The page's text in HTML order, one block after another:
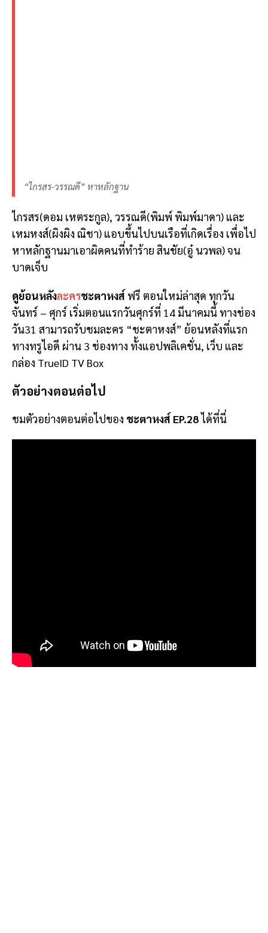
“ไกรสร-วรรณดี” หาหลักฐาน
ไกรสร(ดอม เหตระกูล), วรรณดี(พิมพ์ พิมพ์มาดา) และ
เหมหงส์(ผิงผิง ณิชา) แอบขึ้นไปบนเรือที่เกิดเรื่อง เพื่อไป
หาหลักฐานมาเอาผิดคนที่ทำร้าย สินชัย(อู๋ นวพล) จน
บาดเจ็บ
ดูย้อนหลังละครชะตาหงส์ ฟรี ตอนใหม่ล่าสุด ทุกวัน
จันทร์ – ศุกร์ เริ่มตอนแรกวันศุกร์ที่ 14 มีนาคมนี้ ทางช่อง
วัน31 สามารถรับชมละคร “ชะตาหงส์” ย้อนหลังที่แรก
ทางทรูไอดี ผ่าน 3 ช่องทาง ทั้งแอปพลิเคชั่น, เว็บ และ
กล่อง TrueID TV Box
ตัวอย่างตอนต่อไป
ชมตัวอย่างตอนต่อไปของ ชะตาหงส์ EP.28ได้ที่นี่